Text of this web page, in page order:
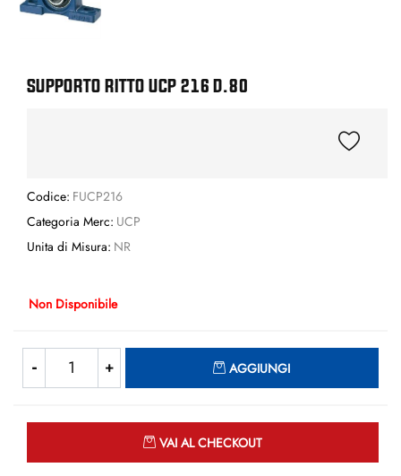
SUPPORTO RITTO UCP 216 D.80
Codice: FUCP216
Categoria Merc: UCP
Unita di Misura: NR
Non Disponibile
AGGIUNGI
VAI AL CHECKOUT